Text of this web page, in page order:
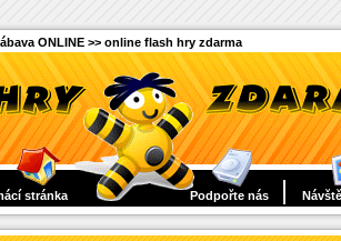
ONLINE >> online flash hry zdarma
stránka Podpořte nás